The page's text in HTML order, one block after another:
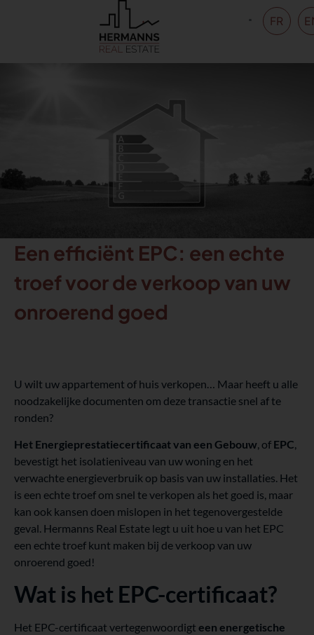
FR
Een efficiënt EPC: een echte
troef voor de verkoop van uw
onroerend goed
U wilt uw appartement of huis verkopen… Maar heeft u alle
noodzakelijke documenten om deze transactie snel af te
ronden?
Het Energieprestatiecertificaat van een Gebouw, of EPC,
bevestigt het isolatieniveau van uw woning en het
verwachte energieverbruik op basis van uw installaties. Het
is een echte troef om snel te verkopen als het goed is, maar
kan ook kansen doen mislopen in het tegenovergestelde
geval. Hermanns Real Estate legt u uit hoe u van het EPC
een echte troef kunt maken bij de verkoop van uw
onroerend goed!
Wat is het EPC-certificaat?
Het EPC-certificaat vertegenwoordigt een energetische